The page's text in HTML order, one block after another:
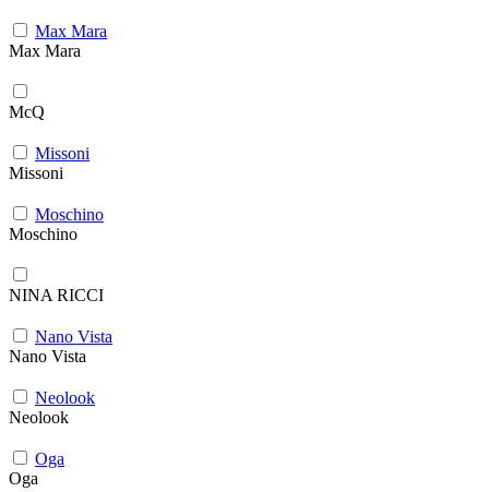
Max Mara
Max Mara
McQ
Missoni
Missoni
Moschino
Moschino
NINA RICCI
Nano Vista
Nano Vista
Neolook
Neolook
Oga
Oga